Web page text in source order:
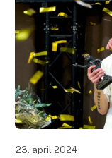
23. april 2024